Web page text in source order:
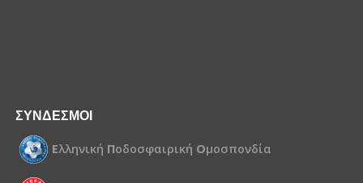
ΣΥΝΔΕΣΜΟΙ
Ελληνική Ποδοσφαιρική Ομοσπονδία